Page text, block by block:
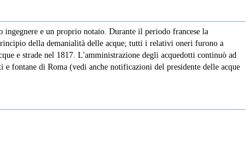
ingegnere e un proprio notaio. Durante il periodo francese la
della demanialità delle acque; tutti i relativi oneri furono a
e strade nel 1817. L'amministrazione degli acquedotti continuò ad
fontane di Roma (vedi anche notificazioni del presidente delle acque